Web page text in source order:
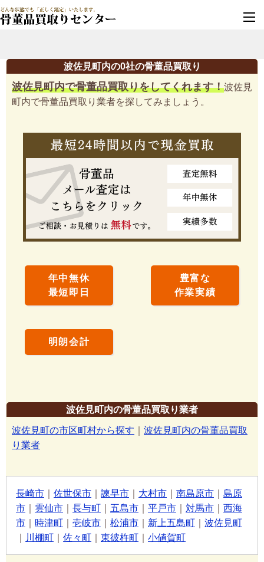
波佐見町内の0社の骨董品買取り
波佐見町内で骨董品買取りをしてくれます！波佐見
町内で骨董品買取り業者を探してみましょう。
年中無休
最短即日
豊富な
作業実績
明朗会計
波佐見町内の骨董品買取り業者
波佐見町の市区町村から探す
波佐見町内の骨董品買取
り業者
長崎市 佐世保市 諫早市 大村市 南島原市
島原
市
雲仙市 長与町 五島市 平戸市 対馬市
西海
市
時津町 壱岐市 松浦市 新上五島町
波佐見町
川棚町 佐々町 東彼杵町 小値賀町